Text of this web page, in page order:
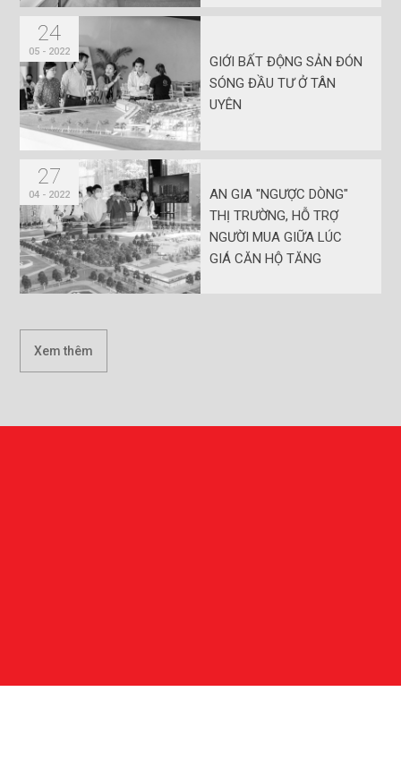
24
05 - 2022
GIỚI BẤT ĐỘNG SẢN ĐÓN
SÓNG ĐẦU TƯ Ở TÂN
UYÊN
27
04 - 2022
AN GIA "NGƯỢC DÒNG"
THỊ TRƯỜNG, HỖ TRỢ
NGƯỜI MUA GIỮA LÚC
GIÁ CĂN HỘ TĂNG
Xem thêm